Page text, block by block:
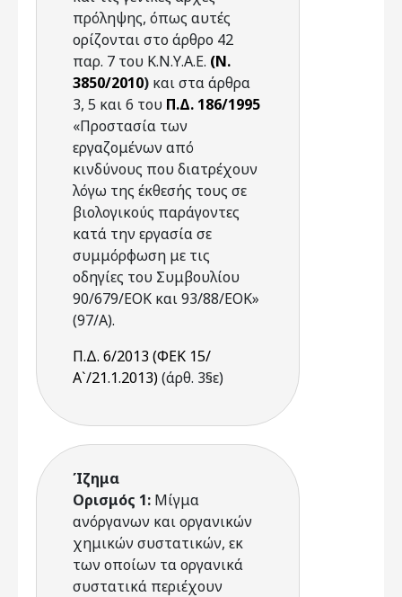
πρόληψης, όπως αυτές
ορίζονται στο άρθρο 42
παρ. 7 του Κ.Ν.Υ.Α.Ε. (Ν.
3850/2010) και στα άρθρα
3, 5 και 6 του Π.Δ. 186/1995
«Προστασία των
εργαζομένων από
κινδύνους που διατρέχουν
λόγω της έκθεσής τους σε
βιολογικούς παράγοντες
κατά την εργασία σε
συμμόρφωση με τις
οδηγίες του Συμβουλίου
90/679/ΕΟΚ και 93/88/EOK»
(97/Α).
Π.Δ. 6/2013 (ΦΕΚ 15/
Α`/21.1.2013)(άρθ. 3§ε)
Ίζημα
Ορισμός 1: Μίγμα
ανόργανων και οργανικών
χημικών συστατικών, εκ
των οποίων τα οργανικά
συστατικά περιέχουν